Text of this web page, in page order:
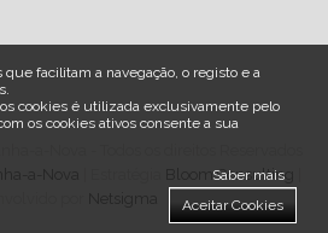
facilitam a navegação, o registo e a
cookies é utilizada exclusivamente pelo
os cookies ativos consente a sua
Saber mais
Aceitar Cookies
a-Nova - Todos os direitos Reservados
Bloom Consulting